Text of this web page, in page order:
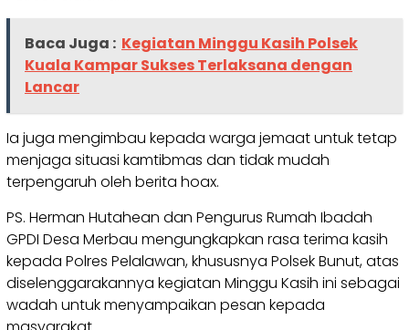
Baca Juga : Kegiatan Minggu Kasih Polsek
Kuala Kampar Sukses Terlaksana dengan
Lancar
Ia juga mengimbau kepada warga jemaat untuk tetap
menjaga situasi kamtibmas dan tidak mudah
terpengaruh oleh berita hoax.
PS. Herman Hutahean dan Pengurus Rumah Ibadah
GPDI Desa Merbau mengungkapkan rasa terima kasih
kepada Polres Pelalawan, khususnya Polsek Bunut, atas
diselenggarakannya kegiatan Minggu Kasih ini sebagai
wadah untuk menyampaikan pesan kepada